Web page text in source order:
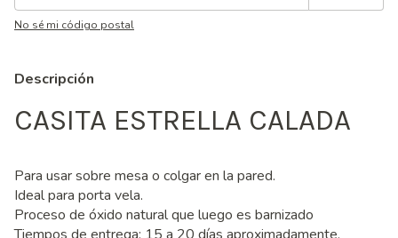
No sé mi código postal
Descripción
CASITA ESTRELLA CALADA
Para usar sobre mesa o colgar en la pared.
Ideal para porta vela.
Proceso de óxido natural que luego es barnizado